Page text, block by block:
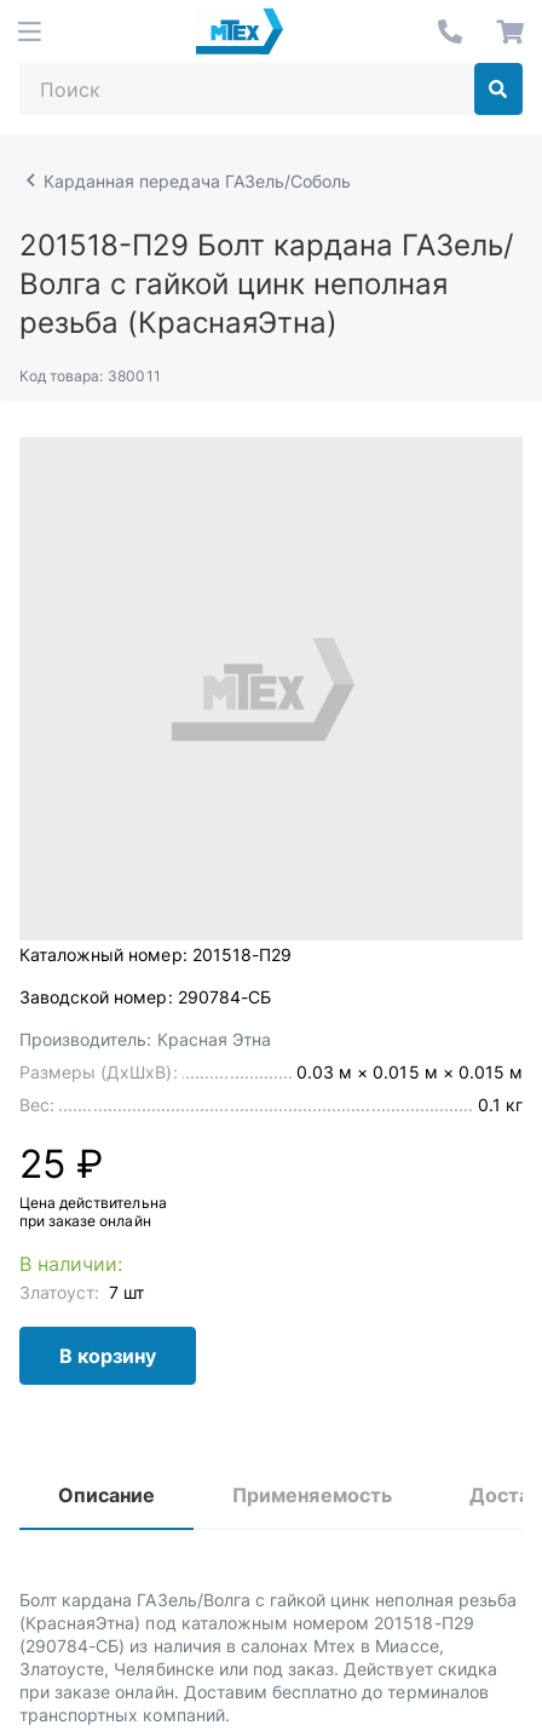
Карданная передача ГАЗель/Соболь
201518-П29 Болт кардана ГАЗель/
Волга с гайкой цинк неполная
резьба (КраснаяЭтна)
Код товара: 380011
Каталожный номер: 201518-П29
Заводской номер: 290784-СБ
Производитель: Красная Этна
Размеры (ДхШхВ):
0.03 м × 0.015 м × 0.015 м
Вес:
0.1 кг
25 ₽
Цена действительна
при заказе онлайн
В наличии:
Златоуст: 7 шт
В корзину
Описание Применяемость
Болт кардана ГАЗель/Волга с гайкой цинк неполная резьба
(КраснаяЭтна) под каталожным номером 201518-П29
(290784-СБ) из наличия в салонах Мтех в Миассе,
Златоусте, Челябинске или под заказ. Действует скидка
при заказе онлайн. Доставим бесплатно до терминалов
транспортных компаний.